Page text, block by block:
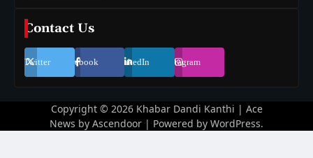
Contact Us
Twitter Facebook LinkedIn Instagram
Copyright © 2026 Khabar Dandi Kanthi | Ace
News by Ascendoor | Powered by WordPress.